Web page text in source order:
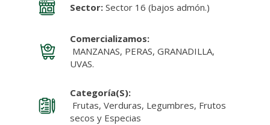
Sector:Sector 16 (bajos admón.)
Comercializamos:
MANZANAS, PERAS, GRANADILLA,
UVAS.
Categoría(s):
Frutas, Verduras, Legumbres, Frutos
secos y Especias